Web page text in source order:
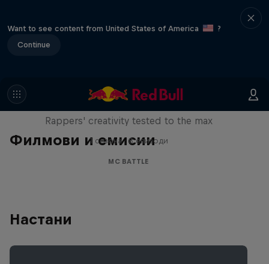
Want to see content from United States of America
?
Continue
Филмови и емисии
Red Bull Mic Flex
Rappers' creativity tested to the max
1 сезона · 8 епизоди
MC BATTLE
Настани